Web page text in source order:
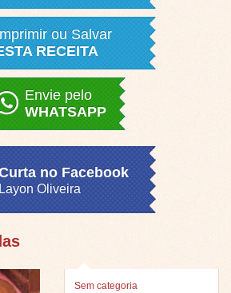
ou Salvar
RECEITA
Envie pelo
WHATSAPP
no Facebook
Layon Oliveira
Sem categoria